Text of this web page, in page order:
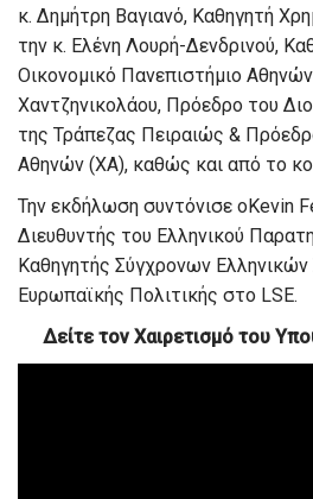
κ. Δημήτρη Βαγιανό, Καθηγητή
την κ. Ελένη Λουρή-Δενδρινού,
Οικονομικό Πανεπιστήμιο
Χαντζηνικολάου, Πρόεδρο του
της Τράπεζας Πειραιώς &
Αθηνών (ΧΑ), καθώς και από το
Την εκδήλωση συντόνισε οKevin
Διευθυντής του Ελληνικού
Καθηγητής Σύγχρονων
Ευρωπαϊκής Πολιτικής στο LSE.
Δείτε τον Χαιρετισμό του